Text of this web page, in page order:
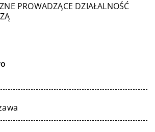
PROWADZĄCE DZIAŁALNOŚĆ